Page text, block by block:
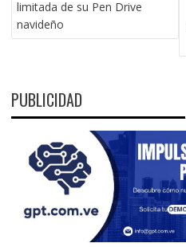
ENTRADAS
limitada de su Pen Drive
navideño
PUBLICIDAD